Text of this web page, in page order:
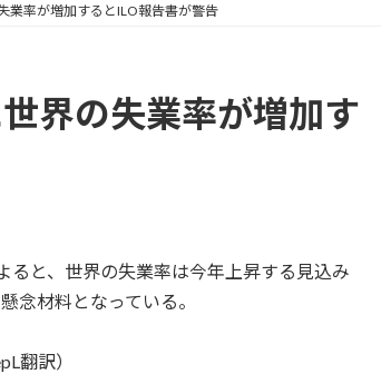
業率が増加するとILO報告書が警告
界の失業率が増加す
ると、世界の失業率は今年上昇する見込み
念材料となっている。
翻訳）